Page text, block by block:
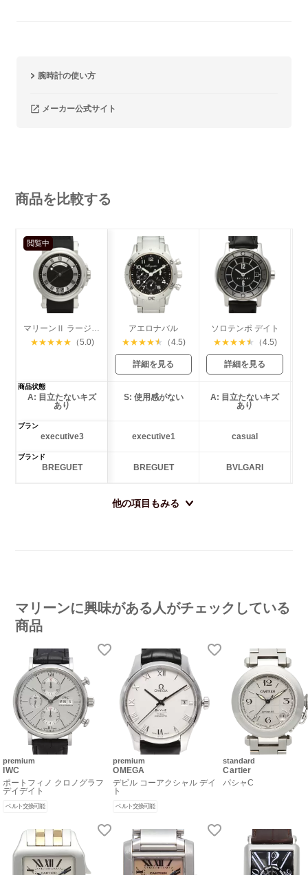
腕時計の使い方
メーカー公式サイト
商品を比較する
閲覧中
マリーンⅡ ラージ デイト
★★★★★ （5.0)
アエロナバル
★★★★★ （4.5)
詳細を見る
ソロテンポ デイト
★★★★★ （4.5)
詳細を見る
商品状態
A: 目立たないキズ
あり
S: 使用感がない
A: 目立たないキズ
あり
プラン
executive3 executive1 casual
ブランド
BREGUET BREGUET BVLGARI
他の項目もみる
マリーンに興味がある人がチェックしている
商品
premium
IWC
ポートフィノ クロノグラフ
デイデイト
ベルト交換可能
premium
OMEGA
デビル コーアクシャル デイ
ト
ベルト交換可能
standard
Cartier
パシャC